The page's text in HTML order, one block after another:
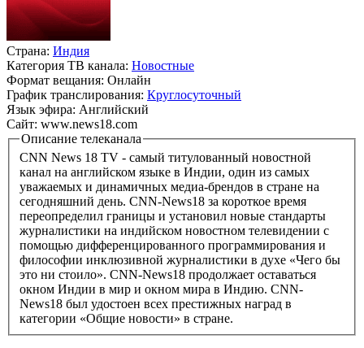
Страна: Индия
Категория ТВ канала: Новостные
Формат вещания: Онлайн
График транслирования: Круглосуточный
Язык эфира: Английский
Сайт: www.news18.com
Описание телеканала
CNN News 18 TV - самый титулованный новостной
канал на английском языке в Индии, один из самых
уважаемых и динамичных медиа-брендов в стране на
сегодняшний день. CNN-News18 за короткое время
переопределил границы и установил новые стандарты
журналистики на индийском новостном телевидении с
помощью дифференцированного программирования и
философии инклюзивной журналистики в духе «Чего бы
это ни стоило». CNN-News18 продолжает оставаться
окном Индии в мир и окном мира в Индию. CNN-
News18 был удостоен всех престижных наград в
категории «Общие новости» в стране.